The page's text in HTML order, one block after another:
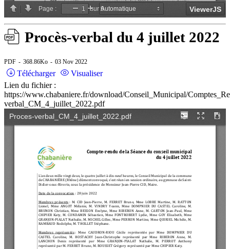
Procès-verbal du 4 juillet 2022
PDF 368.86Ko 03 Nov 2022
Télécharger
Visualiser
Lien du fichier :
https://www.chabaniere.fr/download/Conseil_Municipal/
verbal_CM_4_juillet_2022.pdf